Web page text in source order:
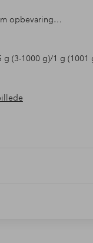
opbevaring
(3-1000 g)/1 g (1001